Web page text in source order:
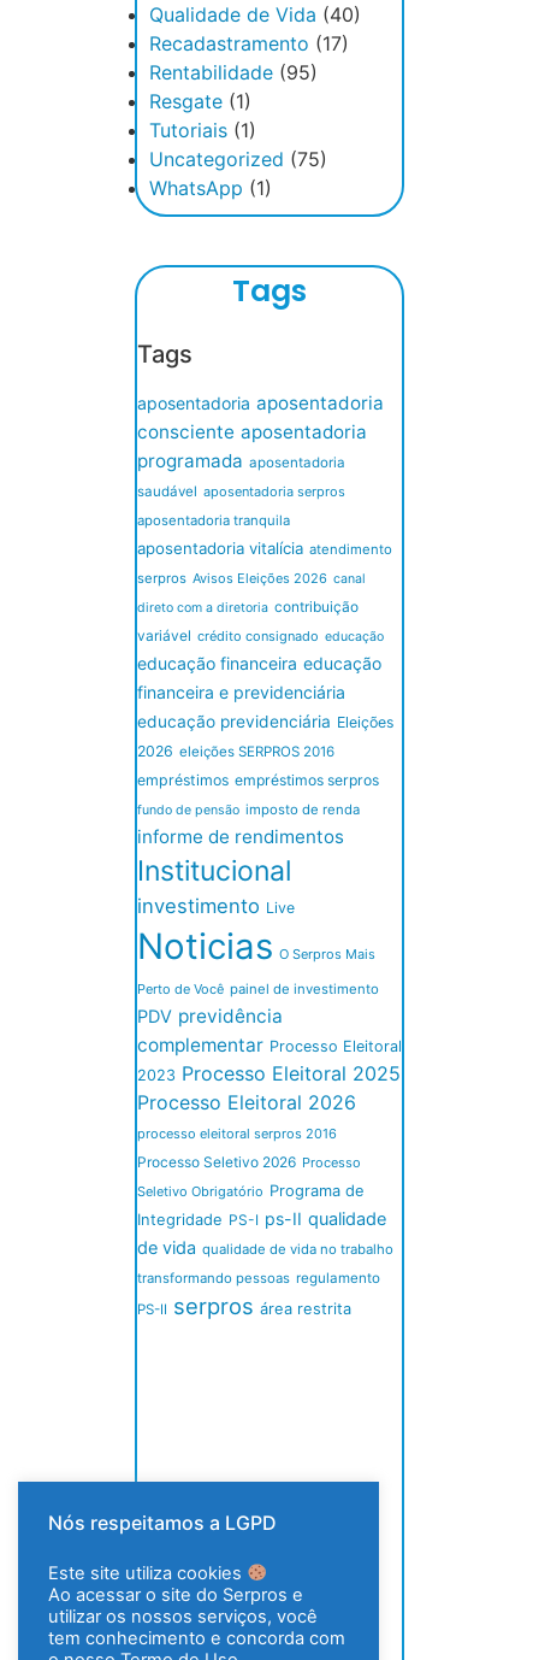
Qualidade de Vida (40)
Recadastramento (17)
Rentabilidade (95)
Resgate (1)
Tutoriais (1)
Uncategorized (75)
WhatsApp (1)
Tags
Tags
aposentadoria aposentadoria
consciente aposentadoria
programada aposentadoria
saudável aposentadoria serpros
aposentadoria tranquila
aposentadoria vitalícia atendimento
serpros Avisos Eleições 2026 canal
direto com a diretoria contribuição
variável crédito consignado educação
educação financeira educação
financeira e previdenciária
educação previdenciária Eleições
2026 eleições SERPROS 2016
empréstimos empréstimos serpros
fundo de pensão imposto de renda
informe de rendimentos
Institucional
investimento Live
Noticias O Serpros Mais
Perto de Você painel de investimento
PDV previdência
complementar Processo Eleitoral
2023 Processo Eleitoral 2025
Processo Eleitoral 2026
processo eleitoral serpros 2016
Processo Seletivo 2026 Processo
Seletivo Obrigatório Programa de
Integridade PS-I ps-II qualidade
de vida qualidade de vida no trabalho
transformando pessoas regulamento
PS-II serpros área restrita
Nós respeitamos a LGPD
Este site utiliza cookies
Ao acessar o site do Serpros e
utilizar os nossos serviços, você
tem conhecimento e concorda com